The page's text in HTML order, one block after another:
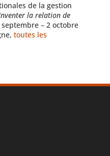
de la gestion
la relation de
septembre – 2 octobre
toutes les